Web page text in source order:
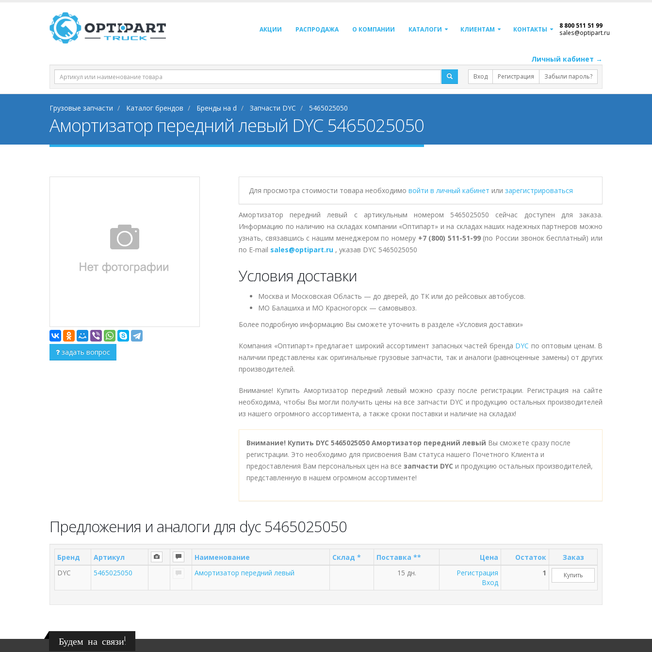
АКЦИИ РАСПРОДАЖА О КОМПАНИИ КАТАЛОГИ КЛИЕНТАМ КОНТАКТЫ 8 800 511 51 99
sales@optipart.ru
Личный кабинет →
Вход Регистрация Забыли пароль?
Грузовые запчасти Каталог брендов Бренды на d Запчасти DYC 5465025050
Амортизатор передний левый DYC 5465025050
задать вопрос
Для просмотра стоимости товара необходимо войти в личный кабинет или зарегистрироваться
Амортизатор передний левый с артикульным номером 5465025050 сейчас доступен для заказа.
Информацию по наличию на складах компании «Оптипарт» и на складах наших надежных партнеров можно
узнать, связавшись с нашим менеджером по номеру +7 (800) 511-51-99(по России звонок бесплатный) или
по E-mail sales@optipart.ru , указав DYC 5465025050
Условия доставки
Москва и Московская Область — до дверей, до ТК или до рейсовых автобусов.
МО Балашиха и МО Красногорск — самовывоз.
Более подробную информацию Вы сможете уточнить в разделе «Условия доставки»
Компания «Оптипарт» предлагает широкий ассортимент запасных частей бренда DYC по оптовым ценам. В
наличии представлены как оригинальные грузовые запчасти, так и аналоги (равноценные замены) от других
производителей.
Внимание! Купить Амортизатор передний левый можно сразу после регистрации. Регистрация на сайте
необходима, чтобы Вы могли получить цены на все запчасти DYC и продукцию остальных производителей
из нашего огромного ассортимента, а также сроки поставки и наличие на складах!
Внимание! Купить DYC 5465025050 Амортизатор передний левый Вы сможете сразу после
регистрации. Это необходимо для присвоения Вам статуса нашего Почетного Клиента и
предоставления Вам персональных цен на все запчасти DYC и продукцию остальных производителей,
представленную в нашем огромном ассортименте!
Предложения и аналоги для dyc 5465025050
Бренд Артикул Наименование Склад * Поставка ** Цена Остаток
Заказ
DYC
5465025050 Амортизатор передний левый 15 дн.
Регистрация
Вход
1 Купить
Будем на связи!